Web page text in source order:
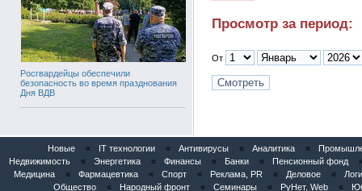
Росгвардейцы обеспечили
безопасность во время празднования
Дня ВДВ
Просмотр за период:
От
Новые « IT технологии « Антивирусы « Аналитика «
Недвижимость
« Энергетика « Финансы « Банки « Пенсионный фонд
Медицина
« Фармацевтика « Спорт « Реклама, PR « Деловое «
Общество
« Народный фронт « Семинары « РуНет, Web «